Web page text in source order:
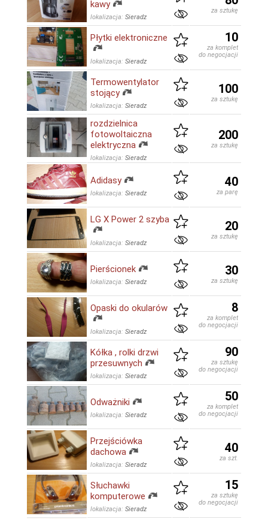
kawy
lokalizacja: Sieradz
za sztukę
Płytki elektroniczne
lokalizacja: Sieradz
10
za komplet
do negocjacji
Termowentylator
stojący
lokalizacja: Sieradz
100
za sztukę
rozdzielnica
fotowoltaiczna
elektryczna
lokalizacja: Sieradz
200
za sztukę
Adidasy
lokalizacja: Sieradz
40
za parę
LG X Power 2 szyba
lokalizacja: Sieradz
20
za sztukę
Pierścionek
lokalizacja: Sieradz
30
za sztukę
Opaski do okularów
lokalizacja: Sieradz
8
za komplet
do negocjacji
Kółka , rolki drzwi
przesuwnych
lokalizacja: Sieradz
90
za sztukę
do negocjacji
Odważniki
lokalizacja: Sieradz
50
za komplet
do negocjacji
Przejściówka
dachowa
lokalizacja: Sieradz
40
za szt.
Słuchawki
komputerowe
lokalizacja: Sieradz
15
za sztukę
do negocjacji